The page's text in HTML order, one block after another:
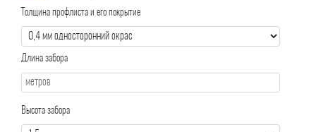
Толщина профлиста и его покрытие
Длина забора
Высота забора